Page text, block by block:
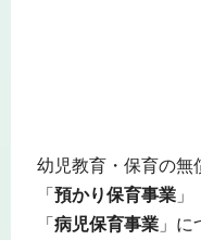
幼児教育・保育の無
「 預かり保育事業」
「 病児保育事業」に